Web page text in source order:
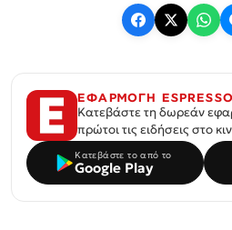
ΕΦΑΡΜΟΓΗ
Κατεβάστε τη δωρεάν
πρώτοι τις ειδήσεις στο
Κατεβάστε το από το
Google Play